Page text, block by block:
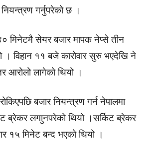
गर्नुपरेको छ ।
मिनेटमै सेयर बजार मापक नेप्से तीन
। विहान ११ बजे कारोवार सुरु भएदेखि ने
आरोलो लागेको थियो ।
बजार नियन्त्रण गर्न नेपालमा
ब्रेकर लगाुनपरेको थियो ।सर्किट ब्रेकर
१५ मिनेट बन्द भएको थियो ।